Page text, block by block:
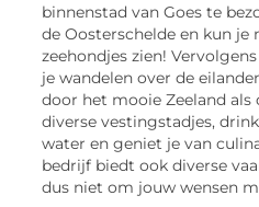
binnenstad van Goes te
de Oosterschelde en kun je
zeehondjes zien!
je wandelen over de
door het mooie Zeeland als
diverse vestingstadjes,
water en geniet je van
bedrijf biedt ook diverse
dus niet om jouw wensen